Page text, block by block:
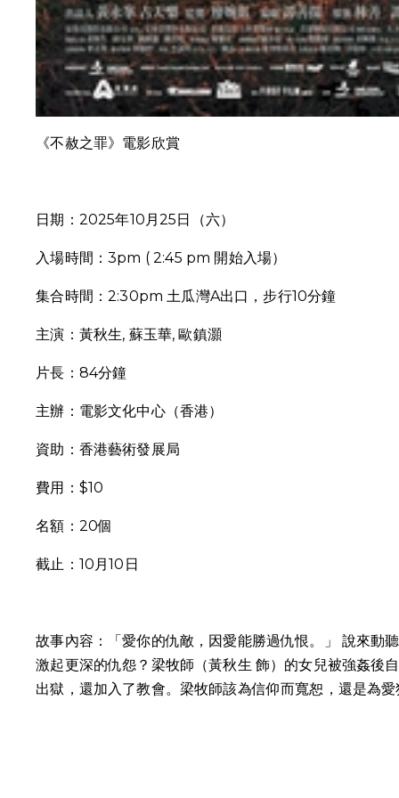
《不赦之罪》電影欣賞
日期：2025年10月25日（六）
入場時間：3pm ( 2:45 pm 開始入場）
集合時間：2:30pm 土瓜灣A出口，步行10分鐘
主演：黃秋生, 蘇玉華, 歐鎮灝
片長：84分鐘
主辦：電影文化中心（香港）
資助：香港藝術發展局
費用：$10
名額：20個
截止：10月10日
故事內容：「愛你的仇敵，因愛能勝過仇恨。」 說來動
激起更深的仇怨？梁牧師（黃秋生 飾）的女兒被強姦後
出獄，還加入了教會。梁牧師該為信仰而寬恕，還是為